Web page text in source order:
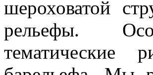
шероховатой
рельефы.
тематические